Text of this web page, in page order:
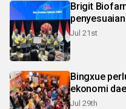
Brigit
penyesuaian
Jul 21st
Bingxue
ekonomi
Jul 29th